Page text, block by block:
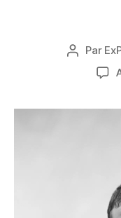
Auteur
l’article
Par